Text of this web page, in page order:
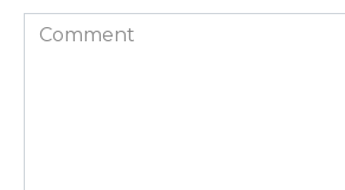
Comment